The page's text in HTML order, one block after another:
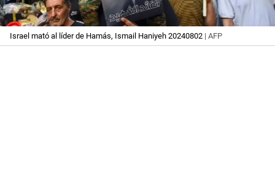
Israel mató al líder de Hamás, Ismail Haniyeh 20240802 | AFP